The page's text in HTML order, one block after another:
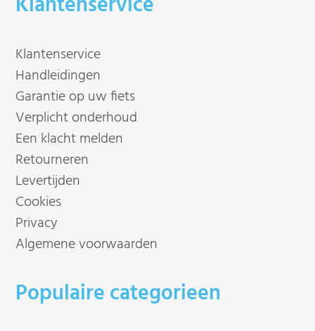
Klantenservice
Handleidingen
Garantie op uw fiets
Verplicht onderhoud
Een klacht melden
Retourneren
Levertijden
Cookies
Privacy
Algemene voorwaarden
Populaire categorieen